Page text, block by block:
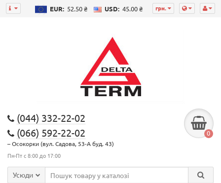
грн.
EUR: 52.50 ₴ USD: 45.00 ₴
(044) 332-22-02
(066) 592-22-02
– Осокорки (вул. Садова, 53-А буд. 43)
Пн-Пт с 8:00 до 17:00
0
Усюди